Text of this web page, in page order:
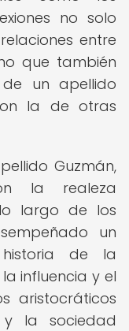
no solo
entre
que también
un apellido
la de otras
Guzmán,
la realeza
largo de los
un
de la
influencia y el
aristocráticos
la sociedad